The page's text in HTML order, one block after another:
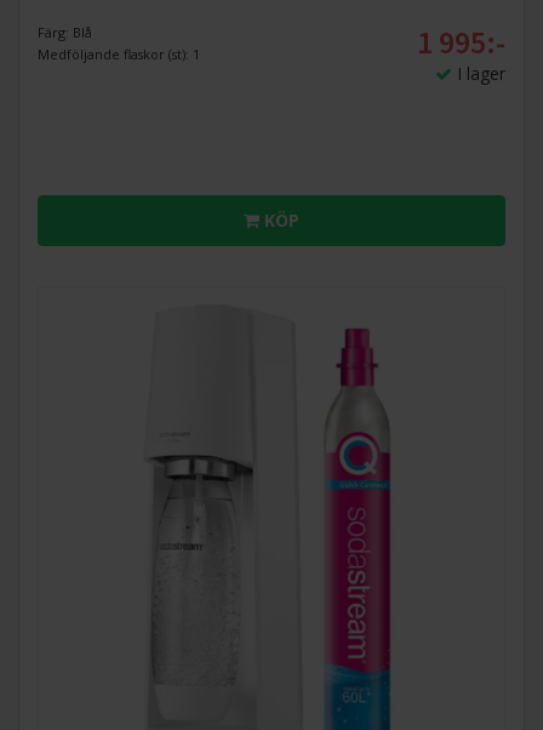
Färg: Blå
Medföljande flaskor (st): 1
1 995:-
I lager
KÖP